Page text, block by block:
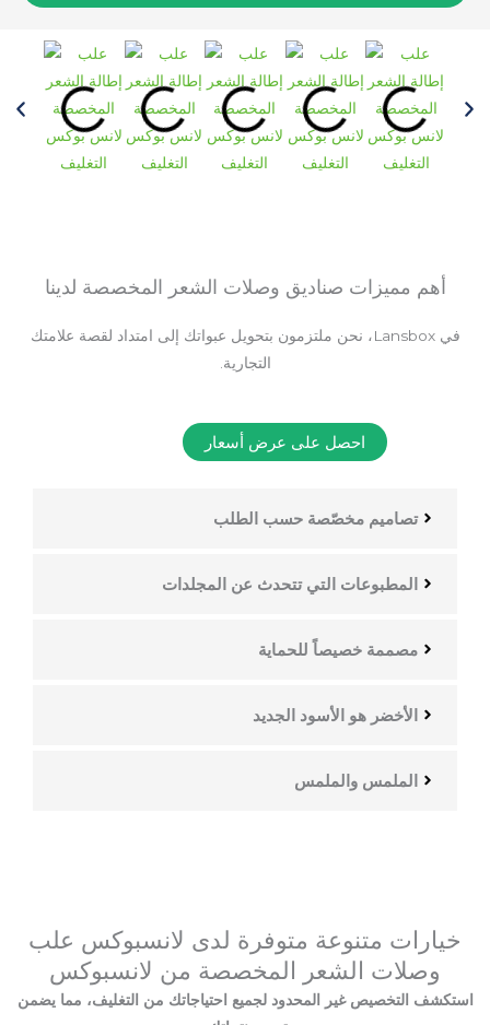
أهم مميزات صناديق وصلات الشعر المخصصة لدينا
في Lansbox، نحن ملتزمون بتحويل عبواتك إلى امتداد لقصة علامتك
التجارية.
احصل على عرض أسعار
تصاميم مخصّصة حسب الطلب
المطبوعات التي تتحدث عن المجلدات
مصممة خصيصاً للحماية
الأخضر هو الأسود الجديد
الملمس والملمس
خيارات متنوعة متوفرة لدى لانسبوكس علب
وصلات الشعر المخصصة من لانسبوكس
استكشف التخصيص غير المحدود لجميع احتياجاتك من التغليف، مما يضمن